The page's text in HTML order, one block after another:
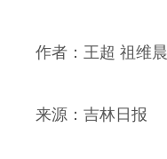
作者： 王超 祖维晨
来源：吉林日报